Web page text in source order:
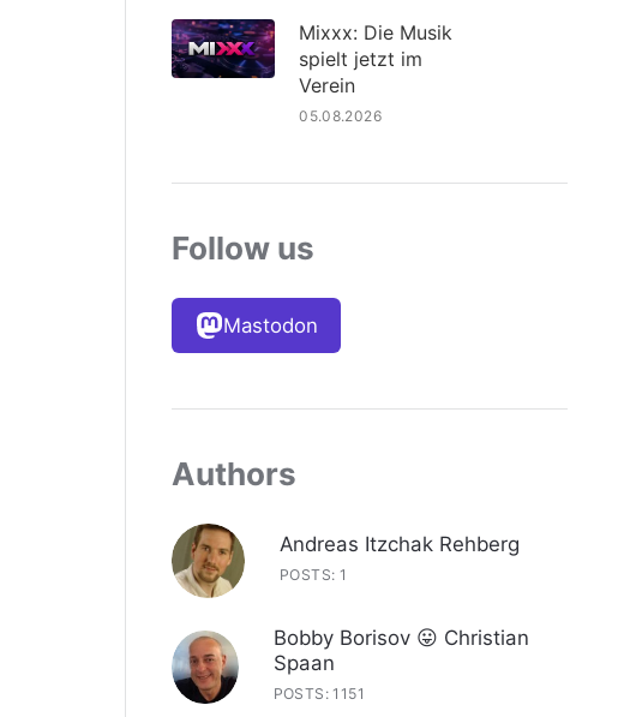
Mixxx: Die Musik
spielt jetzt im
Verein
05.08.2026
Follow us
Mastodon
Authors
Andreas Itzchak Rehberg
POSTS: 1
Bobby Borisov 😛 Christian
Spaan
POSTS: 1151